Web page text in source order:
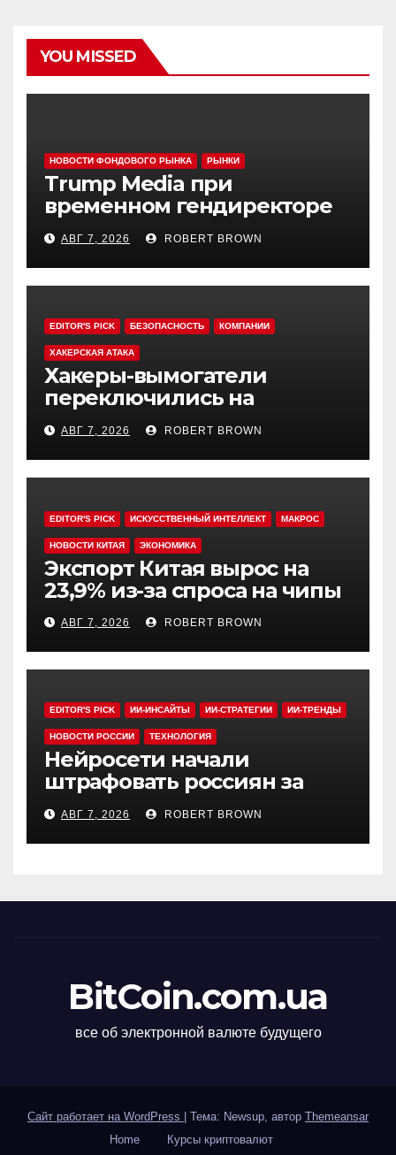
YOU MISSED
НОВОСТИ ФОНДОВОГО РЫНКА РЫНКИ
Trump Media при
временном гендиректоре
МакГерне сократила число
сделок с криптовалютами
АВГ 7, 2026 ROBERT BROWN
EDITOR'S PICK БЕЗОПАСНОСТЬ КОМПАНИИ
ХАКЕРСКАЯ АТАКА
Хакеры-вымогатели
переключились на
инвестфонды с Уолл-стрит
АВГ 7, 2026 ROBERT BROWN
EDITOR'S PICK ИСКУССТВЕННЫЙ ИНТЕЛЛЕКТ МАКРОС
НОВОСТИ КИТАЯ ЭКОНОМИКА
Экспорт Китая вырос на
23,9% из-за спроса на чипы
АВГ 7, 2026 ROBERT BROWN
EDITOR'S PICK ИИ-ИНСАЙТЫ ИИ-СТРАТЕГИИ ИИ-ТРЕНДЫ
НОВОСТИ РОССИИ ТЕХНОЛОГИЯ
Нейросети начали
штрафовать россиян за
борщевик
АВГ 7, 2026 ROBERT BROWN
BitCoin.com.ua
все об электронной валюте будущего
Сайт работает на WordPress Тема: Newsup, автор Themeansar
Home
Курсы криптовалют